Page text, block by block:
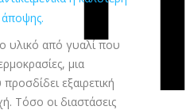
υλικό από γυαλί που
μια
εξαιρετική
Τόσο οι διαστάσεις